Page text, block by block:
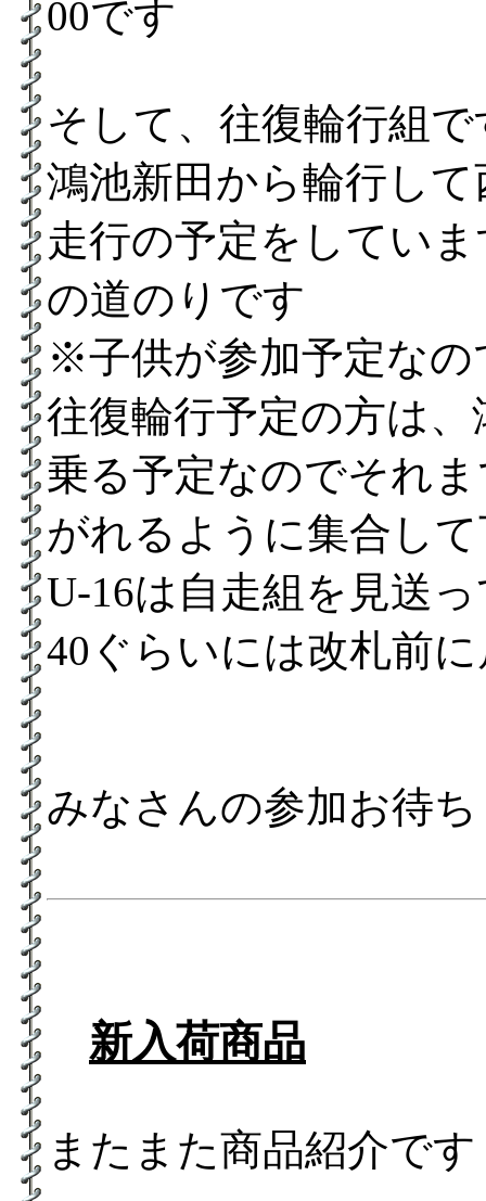
00です
そして、往復輪行組
鴻池新田から輪行し
走行の予定をしてい
の道のりです
※子供が参加予定なの
往復輪行予定の方は
乗る予定なのでそれ
がれるように集合し
U-16は自走組を見送
40ぐらいには改札前
みなさんの参加お待
新入荷商品
またまた商品紹介で